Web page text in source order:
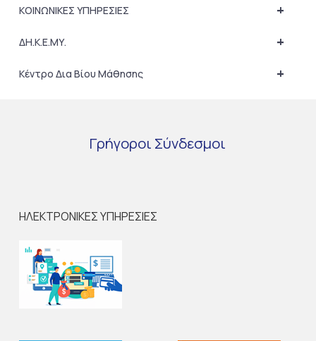
+
ΚΟΙΝΩΝΙΚΕΣ ΥΠΗΡΕΣΙΕΣ
+
ΔΗ.Κ.Ε.ΜΥ.
+
Κέντρο Δια Βίου Μάθησης
Γρήγοροι Σύνδεσμοι
ΗΛΕΚΤΡΟΝΙΚΕΣ ΥΠΗΡΕΣΙΕΣ